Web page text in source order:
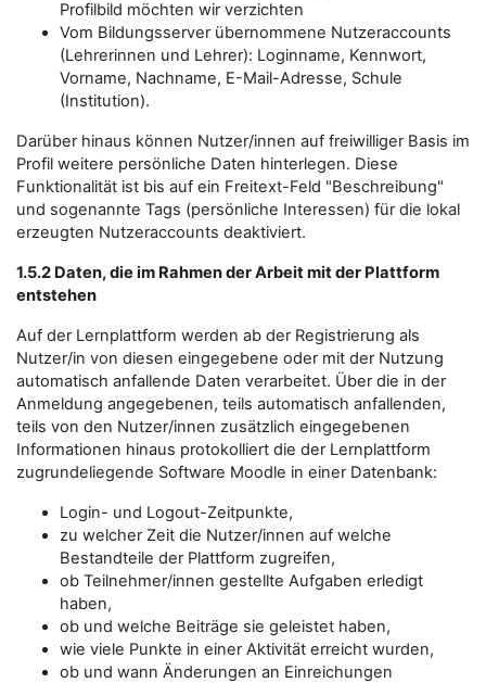
Profilbild möchten wir verzichten
Vom Bildungsserver übernommene Nutzeraccounts
(Lehrerinnen und Lehrer): Loginname, Kennwort,
Vorname, Nachname, E-Mail-Adresse, Schule
(Institution).
Darüber hinaus können Nutzer/innen auf freiwilliger Basis im
Profil weitere persönliche Daten hinterlegen. Diese
Funktionalität ist bis auf ein Freitext-Feld "Beschreibung"
und sogenannte Tags (persönliche Interessen) für die lokal
erzeugten Nutzeraccounts deaktiviert.
1.5.2 Daten, die im Rahmen der Arbeit mit der Plattform
entstehen
Auf der Lernplattform werden ab der Registrierung als
Nutzer/in von diesen eingegebene oder mit der Nutzung
automatisch anfallende Daten verarbeitet. Über die in der
Anmeldung angegebenen, teils automatisch anfallenden,
teils von den Nutzer/innen zusätzlich eingegebenen
Informationen hinaus protokolliert die der Lernplattform
zugrundeliegende Software Moodle in einer Datenbank:
Login- und Logout-Zeitpunkte,
zu welcher Zeit die Nutzer/innen auf welche
Bestandteile der Plattform zugreifen,
ob Teilnehmer/innen gestellte Aufgaben erledigt
haben,
ob und welche Beiträge sie geleistet haben,
wie viele Punkte in einer Aktivität erreicht wurden,
ob und wann Änderungen an Einreichungen